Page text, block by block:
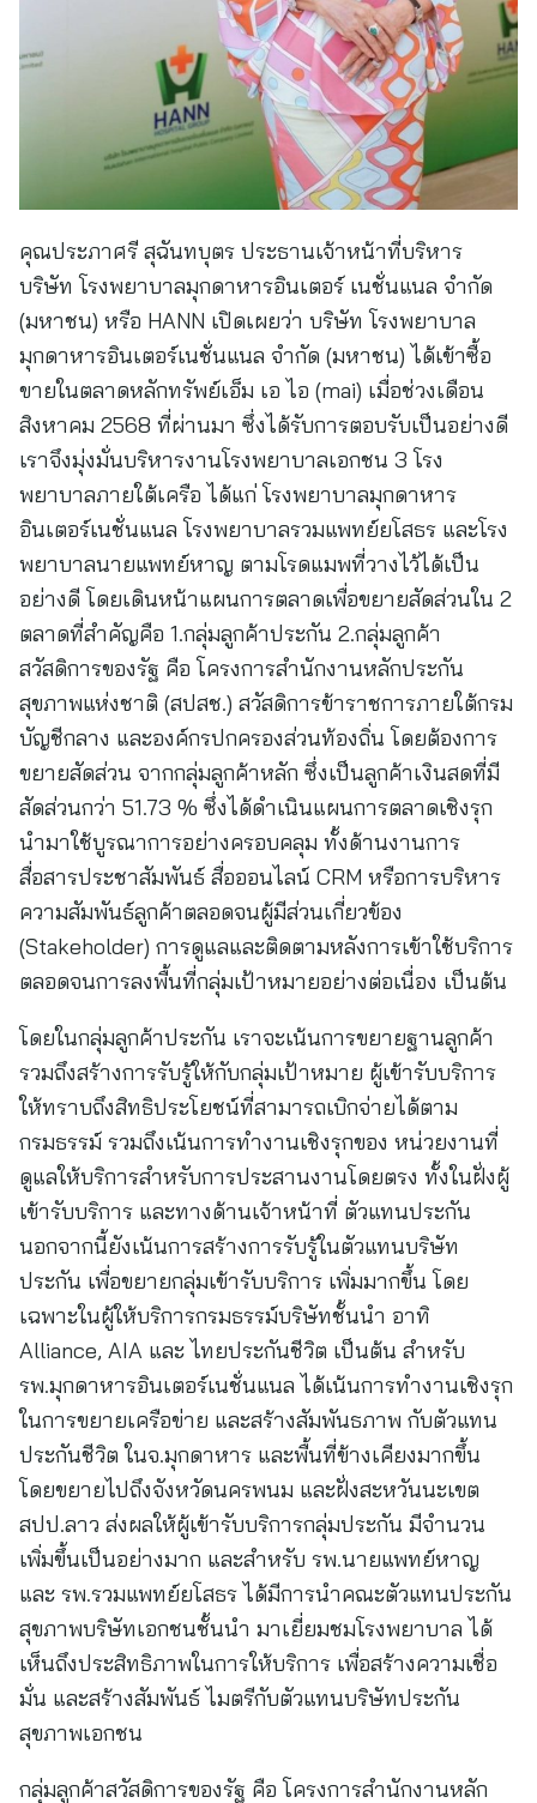
คุณประภาศรี สุฉันทบุตร ประธานเจ้าหน้าที่บริหาร
บริษัท โรงพยาบาลมุกดาหารอินเตอร์ เนชั่นแนล จำกัด
(มหาชน) หรือ HANN เปิดเผยว่า บริษัท โรงพยาบาล
มุกดาหารอินเตอร์เนชั่นแนล จำกัด (มหาชน) ได้เข้าซื้อ
ขายในตลาดหลักทรัพย์เอ็ม เอ ไอ (mai) เมื่อช่วงเดือน
สิงหาคม 2568 ที่ผ่านมา ซึ่งได้รับการตอบรับเป็นอย่างดี
เราจึงมุ่งมั่นบริหารงานโรงพยาบาลเอกชน 3 โรง
พยาบาลภายใต้เครือ ได้แก่ โรงพยาบาลมุกดาหาร
อินเตอร์เนชั่นแนล โรงพยาบาลรวมแพทย์ยโสธร และโรง
พยาบาลนายแพทย์หาญ ตามโรดแมพที่วางไว้ได้เป็น
อย่างดี โดยเดินหน้าแผนการตลาดเพื่อขยายสัดส่วนใน 2
ตลาดที่สำคัญคือ 1.กลุ่มลูกค้าประกัน 2.กลุ่มลูกค้า
สวัสดิการของรัฐ คือ โครงการสำนักงานหลักประกัน
สุขภาพแห่งชาติ (สปสช.) สวัสดิการข้าราชการภายใต้กรม
บัญชีกลาง และองค์กรปกครองส่วนท้องถิ่น โดยต้องการ
ขยายสัดส่วน จากกลุ่มลูกค้าหลัก ซึ่งเป็นลูกค้าเงินสดที่มี
สัดส่วนกว่า 51.73 % ซึ่งได้ดำเนินแผนการตลาดเชิงรุก
นำมาใช้บูรณาการอย่างครอบคลุม ทั้งด้านงานการ
สื่อสารประชาสัมพันธ์ สื่อออนไลน์ CRM หรือการบริหาร
ความสัมพันธ์ลูกค้าตลอดจนผู้มีส่วนเกี่ยวข้อง
(Stakeholder) การดูแลและติดตามหลังการเข้าใช้บริการ
ตลอดจนการลงพื้นที่กลุ่มเป้าหมายอย่างต่อเนื่อง เป็นต้น
โดยในกลุ่มลูกค้าประกัน เราจะเน้นการขยายฐานลูกค้า
รวมถึงสร้างการรับรู้ให้กับกลุ่มเป้าหมาย ผู้เข้ารับบริการ
ให้ทราบถึงสิทธิประโยชน์ที่สามารถเบิกจ่ายได้ตาม
กรมธรรม์ รวมถึงเน้นการทำงานเชิงรุกของ หน่วยงานที่
ดูแลให้บริการสำหรับการประสานงานโดยตรง ทั้งในฝั่งผู้
เข้ารับบริการ และทางด้านเจ้าหน้าที่ ตัวแทนประกัน
นอกจากนี้ยังเน้นการสร้างการรับรู้ในตัวแทนบริษัท
ประกัน เพื่อขยายกลุ่มเข้ารับบริการ เพิ่มมากขึ้น โดย
เฉพาะในผู้ให้บริการกรมธรรม์บริษัทชั้นนำ อาทิ
Alliance, AIA และ ไทยประกันชีวิต เป็นต้น สำหรับ
รพ.มุกดาหารอินเตอร์เนชั่นแนล ได้เน้นการทำงานเชิงรุก
ในการขยายเครือข่าย และสร้างสัมพันธภาพ กับตัวแทน
ประกันชีวิต ในจ.มุกดาหาร และพื้นที่ข้างเคียงมากขึ้น
โดยขยายไปถึงจังหวัดนครพนม และฝั่งสะหวันนะเขต
สปป.ลาว ส่งผลให้ผู้เข้ารับบริการกลุ่มประกัน มีจำนวน
เพิ่มขึ้นเป็นอย่างมาก และสำหรับ รพ.นายแพทย์หาญ
และ รพ.รวมแพทย์ยโสธร ได้มีการนำคณะตัวแทนประกัน
สุขภาพบริษัทเอกชนชั้นนำ มาเยี่ยมชมโรงพยาบาล ได้
เห็นถึงประสิทธิภาพในการให้บริการ เพื่อสร้างความเชื่อ
มั่น และสร้างสัมพันธ์ ไมตรีกับตัวแทนบริษัทประกัน
สุขภาพเอกชน
กลุ่มลูกค้าสวัสดิการของรัฐ คือ โครงการสำนักงานหลัก